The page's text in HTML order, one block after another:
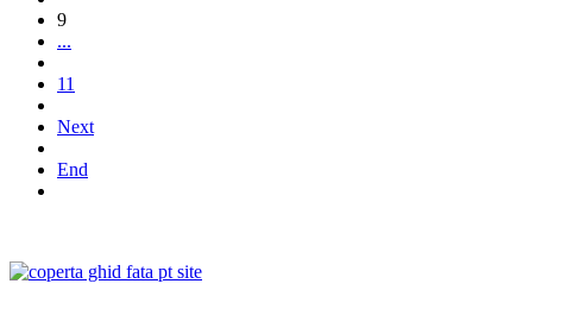
9
...
11
Next
End